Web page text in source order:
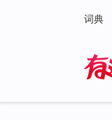
词典